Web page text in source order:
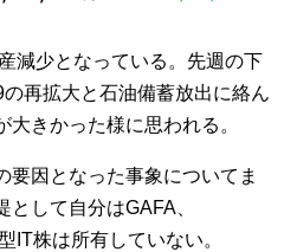
減少となっている。先週の下
再拡大と石油備蓄放出に絡ん
きかった様に思われる。
要因となった事象についてま
して自分はGAFA、
IT株は所有していない。